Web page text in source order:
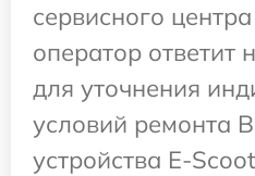
сервисного
оператор ответит
для уточнения
условий ремонта
устройства E-